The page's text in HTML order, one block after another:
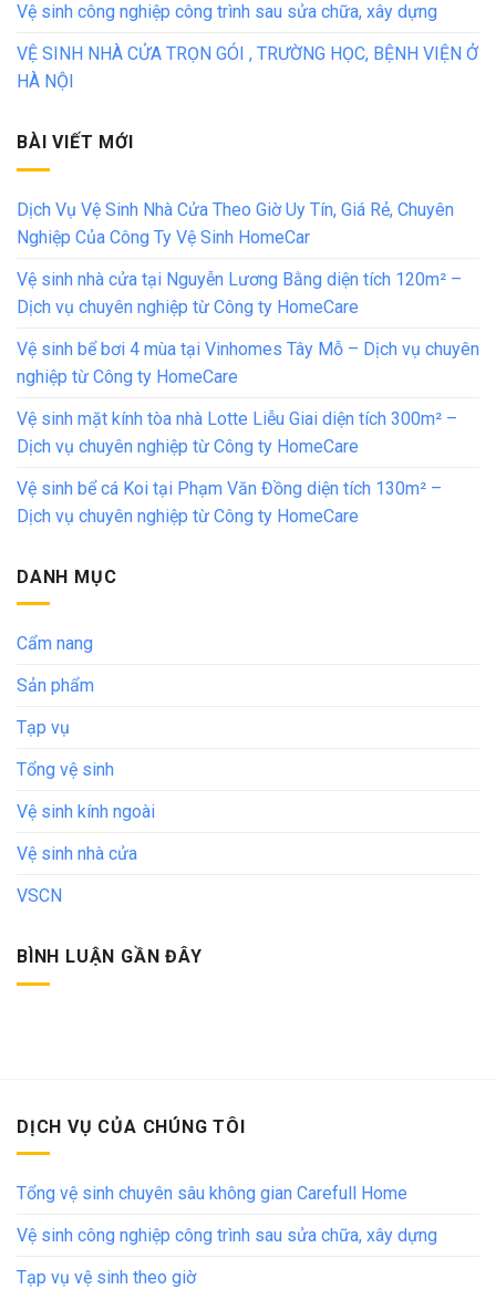
Vệ sinh công nghiệp công trình sau sửa chữa, xây dựng
VỆ SINH NHÀ CỬA TRỌN GÓI , TRƯỜNG HỌC, BỆNH VIỆN Ở
HÀ NỘI
BÀI VIẾT MỚI
Dịch Vụ Vệ Sinh Nhà Cửa Theo Giờ Uy Tín, Giá Rẻ, Chuyên
Nghiệp Của Công Ty Vệ Sinh HomeCar
Vệ sinh nhà cửa tại Nguyễn Lương Bằng diện tích 120m² –
Dịch vụ chuyên nghiệp từ Công ty HomeCare
Vệ sinh bể bơi 4 mùa tại Vinhomes Tây Mỗ – Dịch vụ chuyên
nghiệp từ Công ty HomeCare
Vệ sinh mặt kính tòa nhà Lotte Liễu Giai diện tích 300m² –
Dịch vụ chuyên nghiệp từ Công ty HomeCare
Vệ sinh bể cá Koi tại Phạm Văn Đồng diện tích 130m² –
Dịch vụ chuyên nghiệp từ Công ty HomeCare
DANH MỤC
Cẩm nang
Sản phẩm
Tạp vụ
Tổng vệ sinh
Vệ sinh kính ngoài
Vệ sinh nhà cửa
VSCN
BÌNH LUẬN GẦN ĐÂY
DỊCH VỤ CỦA CHÚNG TÔI
Tổng vệ sinh chuyên sâu không gian Carefull Home
Vệ sinh công nghiệp công trình sau sửa chữa, xây dựng
Tạp vụ vệ sinh theo giờ